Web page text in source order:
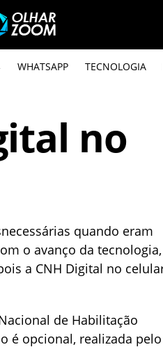
WHATSAPP TECNOLOGIA
no
quando eram
o avanço da tecnologia,
a CNH Digital no
de Habilitação
é opcional, realizada pelo